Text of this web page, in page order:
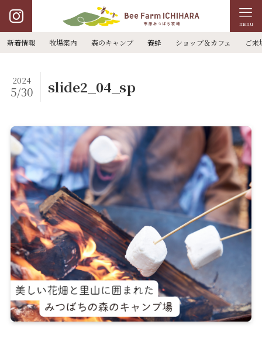
menu
新着情報 牧場案内 森のキャンプ 養蜂 ショップ＆カフェ ご来
slide2_04_sp
2024
5/30